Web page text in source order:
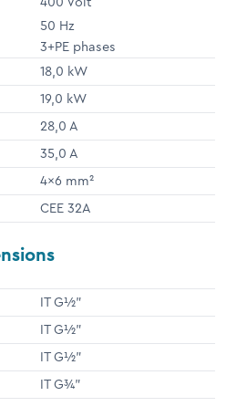
50 Hz
3+PE phases
18,0 kW
19,0 kW
28,0 A
35,0 A
4x6 mm²
CEE 32A
IT G½"
IT G½"
IT G½"
IT G¾"